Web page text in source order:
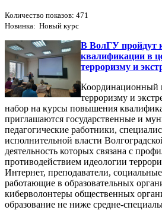
Количество показов: 471
Новинка: Новый курс
В ВолГУ пройдут
квалификации в
терроризму и
Координационный
терроризму и
набор на курсы повышения
приглашаются государственные и
педагогические работники,
исполнительной власти
деятельность которых связана с
противодействием идеологии
Интернет, преподаватели,
работающие в образовательных
киберволонтеры общественных
образование не ниже средне-